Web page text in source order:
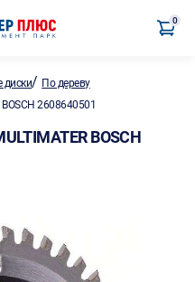
0
диски/ По дереву
2608640501
BOSCH